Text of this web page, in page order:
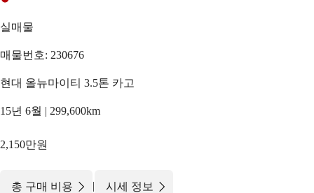
실매물
매물번호: 230676
현대 올뉴마이티 3.5톤 카고
15년 6월 | 299,600km
2,150만원
총 구매 비용 | 시세 정보